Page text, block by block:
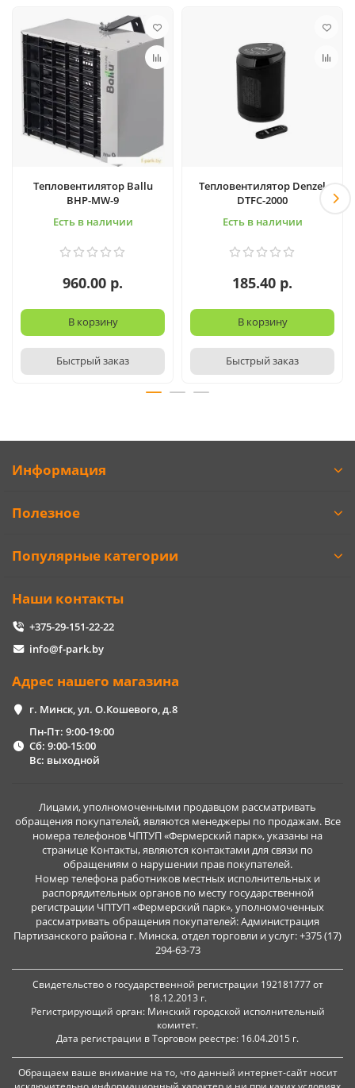
Тепловентилятор Ballu
BHP-MW-9
Есть в наличии
960.00 р.
В корзину
Быстрый заказ
Тепловентилятор Denzel
DTFC-2000
Есть в наличии
185.40 р.
В корзину
Быстрый заказ
Информация
Полезное
Популярные категории
Наши контакты
+375-29-151-22-22
info@f-park.by
Адрес нашего магазина
г. Минск, ул. О.Кошевого, д.8
Пн-Пт: 9:00-19:00
Сб: 9:00-15:00
Вс: выходной
Лицами, уполномоченными продавцом рассматривать
обращения покупателей, являются менеджеры по продажам. Все
номера телефонов ЧПТУП «Фермерский парк», указаны на
странице Контакты, являются контактами для связи по
обращениям о нарушении прав покупателей.
Номер телефона работников местных исполнительных и
распорядительных органов по месту государственной
регистрации ЧПТУП «Фермерский парк», уполномоченных
рассматривать обращения покупателей: Администрация
Партизанского района г. Минска, отдел торговли и услуг: +375 (17)
294-63-73
Свидетельство о государственной регистрации 192181777 от
18.12.2013 г.
Регистрирующий орган: Минский городской исполнительный
комитет.
Дата регистрации в Торговом реестре: 16.04.2015 г.
Обращаем ваше внимание на то, что данный интернет-сайт носит